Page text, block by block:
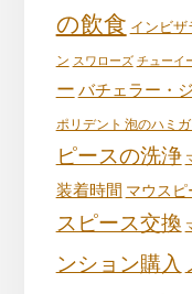
の飲食 インビザ
ン スワローズ チューイ
ー バチェラー・
ポリデント 泡のハミガ
ピースの洗浄
装着時間 マウスピ
スピース交換
ンション購入